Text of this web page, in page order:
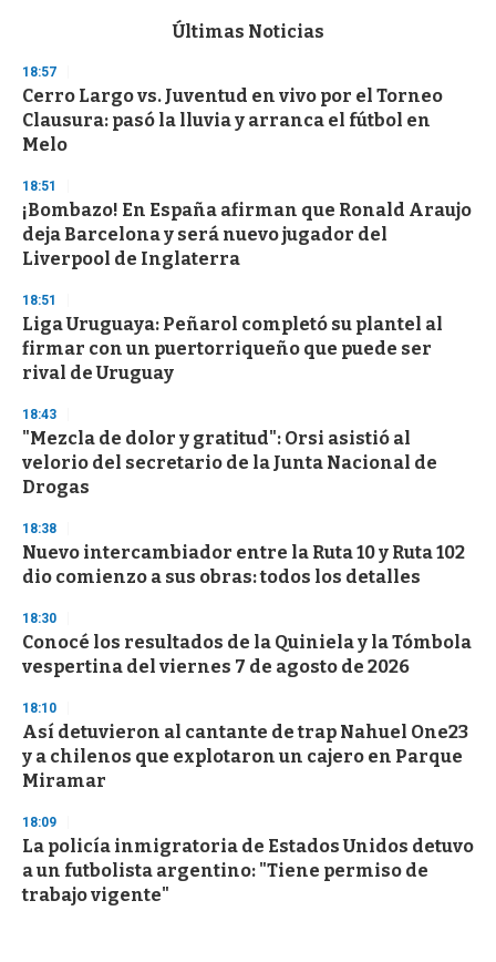
d
s
o
f
3
s
e
c
o
n
Últimas Noticias
18:57
Cerro Largo vs. Juventud en vivo por el Torneo
Clausura: pasó la lluvia y arranca el fútbol en
Melo
18:51
¡Bombazo! En España afirman que Ronald Araujo
deja Barcelona y será nuevo jugador del
Liverpool de Inglaterra
18:51
Liga Uruguaya: Peñarol completó su plantel al
firmar con un puertorriqueño que puede ser
rival de Uruguay
18:43
"Mezcla de dolor y gratitud": Orsi asistió al
velorio del secretario de la Junta Nacional de
Drogas
18:38
Nuevo intercambiador entre la Ruta 10 y Ruta 102
dio comienzo a sus obras: todos los detalles
18:30
Conocé los resultados de la Quiniela y la Tómbola
vespertina del viernes 7 de agosto de 2026
18:10
Así detuvieron al cantante de trap Nahuel One23
y a chilenos que explotaron un cajero en Parque
Miramar
18:09
La policía inmigratoria de Estados Unidos detuvo
a un futbolista argentino: "Tiene permiso de
trabajo vigente"